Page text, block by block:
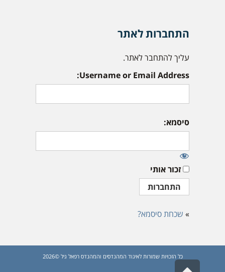
התחברות לאתר
עליך להתחבר לאתר.
Username or Email Address:
סיסמא:
זכור אותי
» שכחת סיסמא?
כל הזכויות שמורות לאיגוד המהנדסים והמהנדס רפאל גיל ©2026